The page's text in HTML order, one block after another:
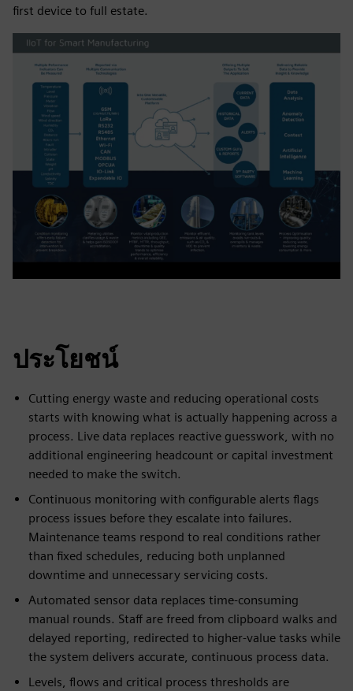
first device to full estate.
ประโยชน์
Cutting energy waste and reducing operational costs
starts with knowing what is actually happening across a
process. Live data replaces reactive guesswork, with no
additional engineering headcount or capital investment
needed to make the switch.
Continuous monitoring with configurable alerts flags
process issues before they escalate into failures.
Maintenance teams respond to real conditions rather
than fixed schedules, reducing both unplanned
downtime and unnecessary servicing costs.
Automated sensor data replaces time-consuming
manual rounds. Staff are freed from clipboard walks and
delayed reporting, redirected to higher-value tasks while
the system delivers accurate, continuous process data.
Levels, flows and critical process thresholds are